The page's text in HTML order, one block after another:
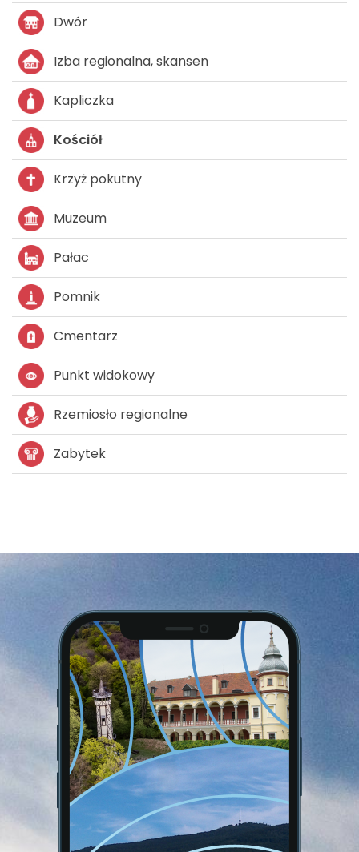
Dwór
Izba regionalna, skansen
Kapliczka
Kościół
Krzyż pokutny
Muzeum
Pałac
Pomnik
Cmentarz
Punkt widokowy
Rzemiosło regionalne
Zabytek